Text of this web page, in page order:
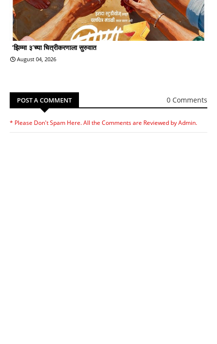
‘झिम्मा ३’च्या चित्रीकरणाला सुरुवात
August 04, 2026
POST A COMMENT 0 Comments
* Please Don't Spam Here. All the Comments are Reviewed by Admin.